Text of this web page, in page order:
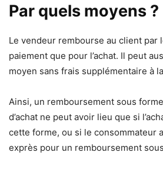
Par quels moyens ?
Le vendeur rembourse au client par
paiement que pour l’achat. Il peut
moyen sans frais supplémentaire à
Ainsi, un remboursement sous
d’achat ne peut avoir lieu que si
cette forme, ou si le consommateur
exprès pour un remboursement